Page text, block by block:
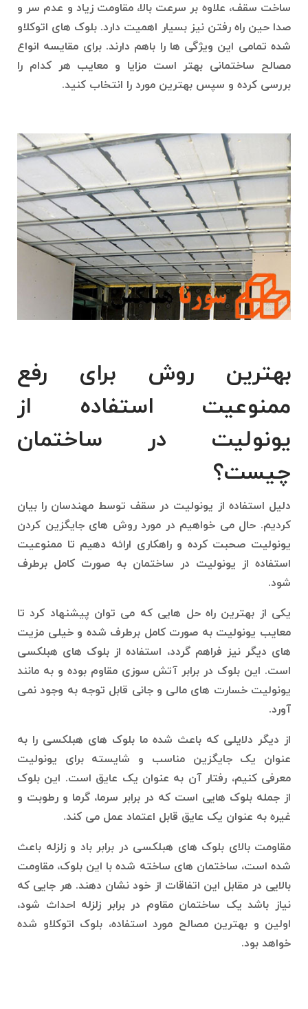
ساخت سقف، علاوه بر سرعت بالا، مقاومت زیاد و عدم سر و
صدا حین راه رفتن نیز بسیار اهمیت دارد. بلوک های اتوکلاو
شده تمامی این ویژگی ها را باهم دارند. برای مقایسه انواع
مصالح ساختمانی بهتر است مزایا و معایب هر کدام را
بررسی کرده و سپس بهترین مورد را انتخاب کنید.
بهترین روش برای رفع
ممنوعیت استفاده از
یونولیت در ساختمان
چیست؟
دلیل استفاده از یونولیت در سقف توسط مهندسان را بیان
کردیم. حال می خواهیم در مورد روش های جایگزین کردن
یونولیت صحبت کرده و راهکاری ارائه دهیم تا ممنوعیت
استفاده از یونولیت در ساختمان به صورت کامل برطرف
شود.
یکی از بهترین راه حل هایی که می توان پیشنهاد کرد تا
معایب یونولیت به صورت کامل برطرف شده و خیلی مزیت
های دیگر نیز فراهم گردد، استفاده از بلوک های هبلکسی
است. این بلوک در برابر آتش سوزی مقاوم بوده و به مانند
یونولیت خسارت های مالی و جانی قابل توجه به وجود نمی
آورد.
از دیگر دلایلی که باعث شده ما بلوک های هبلکسی را به
عنوان یک جایگزین مناسب و شایسته برای یونولیت
معرفی کنیم، رفتار آن به عنوان یک عایق است. این بلوک
از جمله بلوک هایی است که در برابر سرما، گرما و رطوبت و
غیره به عنوان یک عایق قابل اعتماد عمل می کند.
مقاومت بالای بلوک های هبلکسی در برابر باد و زلزله باعث
شده است، ساختمان های ساخته شده با این بلوک، مقاومت
بالایی در مقابل این اتفاقات از خود نشان دهند. هر جایی که
نیاز باشد یک ساختمان مقاوم در برابر زلزله احداث شود،
اولین و بهترین مصالح مورد استفاده، بلوک اتوکلاو شده
خواهد بود.